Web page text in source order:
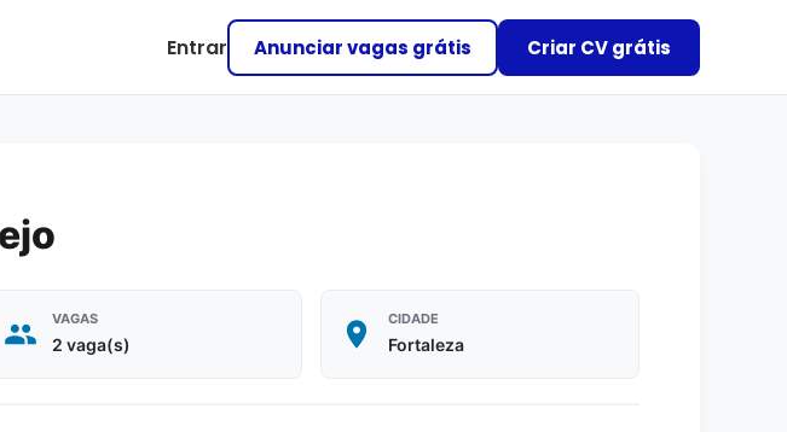
Entrar Anunciar vagas grátis Criar CV grátis
VAGAS
2 vaga(s)
CIDADE
Fortaleza